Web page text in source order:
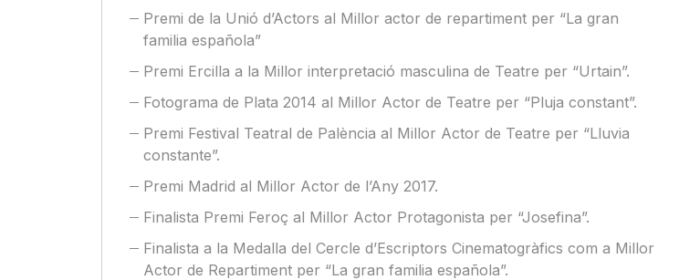
Premi de la Unió d’Actors al Millor actor de repartiment per “La gran
familia española”
Premi Ercilla a la Millor interpretació masculina de Teatre per “Urtain”.
Fotograma de Plata 2014 al Millor Actor de Teatre per “Pluja constant”.
Premi Festival Teatral de Palència al Millor Actor de Teatre per “Lluvia
constante”.
Premi Madrid al Millor Actor de l’Any 2017.
Finalista Premi Feroç al Millor Actor Protagonista per “Josefina”.
Finalista a la Medalla del Cercle d’Escriptors Cinematogràfics com a Millor
Actor de Repartiment per “La gran familia española”.